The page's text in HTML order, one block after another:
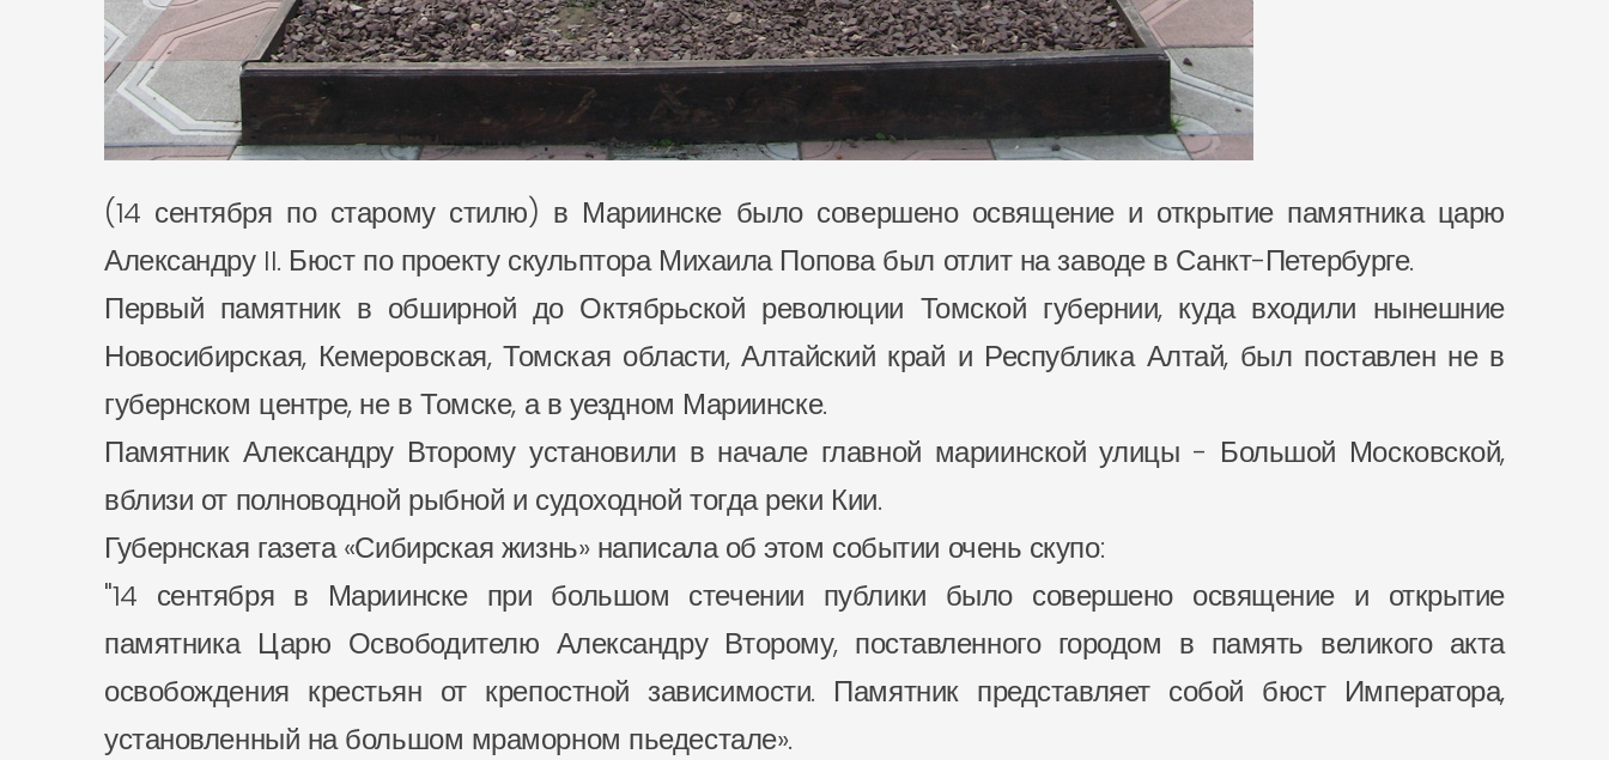
(14 сентября по старому стилю) в Мариинске было совершено освящение и открытие памятника царю
Александру II. Бюст по проекту скульптора Михаила Попова был отлит на заводе в Санкт-Петербурге.
Первый памятник в обширной до Октябрьской революции Томской губернии, куда входили нынешние
Новосибирская, Кемеровская, Томская области, Алтайский край и Республика Алтай, был поставлен не в
губернском центре, не в Томске, а в уездном Мариинске.
Памятник Александру Второму установили в начале главной мариинской улицы - Большой Московской,
вблизи от полноводной рыбной и судоходной тогда реки Кии.
Губернская газета «Сибирская жизнь» написала об этом событии очень скупо:
"14 сентября в Мариинске при большом стечении публики было совершено освящение и открытие
памятника Царю Освободителю Александру Второму, поставленного городом в память великого акта
освобождения крестьян от крепостной зависимости. Памятник представляет собой бюст Императора,
установленный на большом мраморном пьедестале».